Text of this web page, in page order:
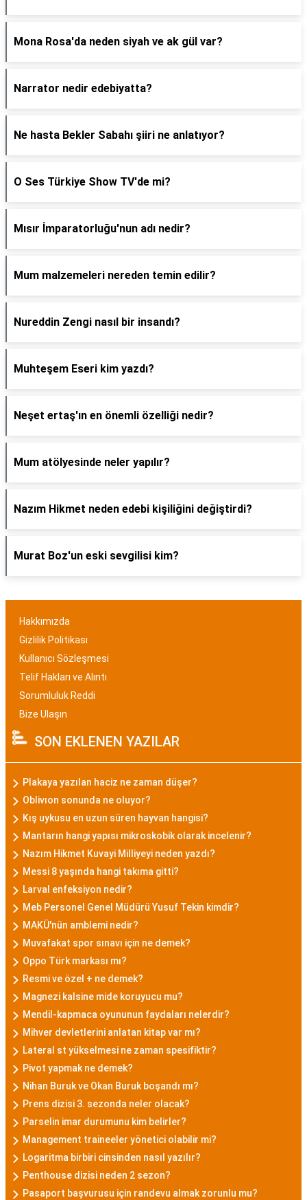
Mona Rosa'da neden siyah ve ak gül var?
Narrator nedir edebiyatta?
Ne hasta Bekler Sabahı şiiri ne anlatıyor?
O Ses Türkiye Show TV'de mi?
Mısır İmparatorluğu'nun adı nedir?
Mum malzemeleri nereden temin edilir?
Nureddin Zengi nasıl bir insandı?
Muhteşem Eseri kim yazdı?
Neşet ertaş'ın en önemli özelliği nedir?
Mum atölyesinde neler yapılır?
Nazım Hikmet neden edebi kişiliğini değiştirdi?
Murat Boz'un eski sevgilisi kim?
Hakkımızda
Gizlilik Politikası
Kullanıcı Sözleşmesi
Telif Hakları ve Alıntı
Sorumluluk Reddi
Bize Ulaşın
SON EKLENEN YAZILAR
Plakaya yazılan haciz ne zaman düşer?
Oblivıon sonunda ne oluyor?
Kış uykusu en uzun süren hayvan hangisi?
Mantarın hangi yapısı mikroskobik olarak incelenir?
Nazım Hikmet Kuvayi Milliyeyi neden yazdı?
Messi 8 yaşında hangi takıma gitti?
Larval enfeksiyon nedir?
Meb Personel Genel Müdürü Yusuf Tekin kimdir?
MAKÜ'nün amblemi nedir?
Muvafakat spor sınavı için ne demek?
Oppo Türk markası mı?
Resmi ve özel + ne demek?
Magnezi kalsine mide koruyucu mu?
Mendil-kapmaca oyununun faydaları nelerdir?
Mihver devletlerini anlatan kitap var mı?
Lateral st yükselmesi ne zaman spesifiktir?
Pivot yapmak ne demek?
Nihan Buruk ve Okan Buruk boşandı mı?
Prens dizisi 3. sezonda neler olacak?
Parselin imar durumunu kim belirler?
Management traineeler yönetici olabilir mi?
Logaritma birbiri cinsinden nasıl yazılır?
Penthouse dizisi neden 2 sezon?
Pasaport başvurusu için randevu almak zorunlu mu?